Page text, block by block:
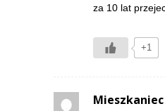
za 10 lat
+1
Mieszkaniec